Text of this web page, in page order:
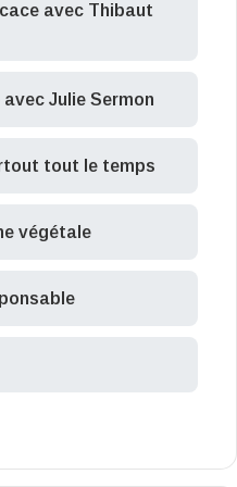
avec Thibaut
Julie Sermon
tout le temps
végétale